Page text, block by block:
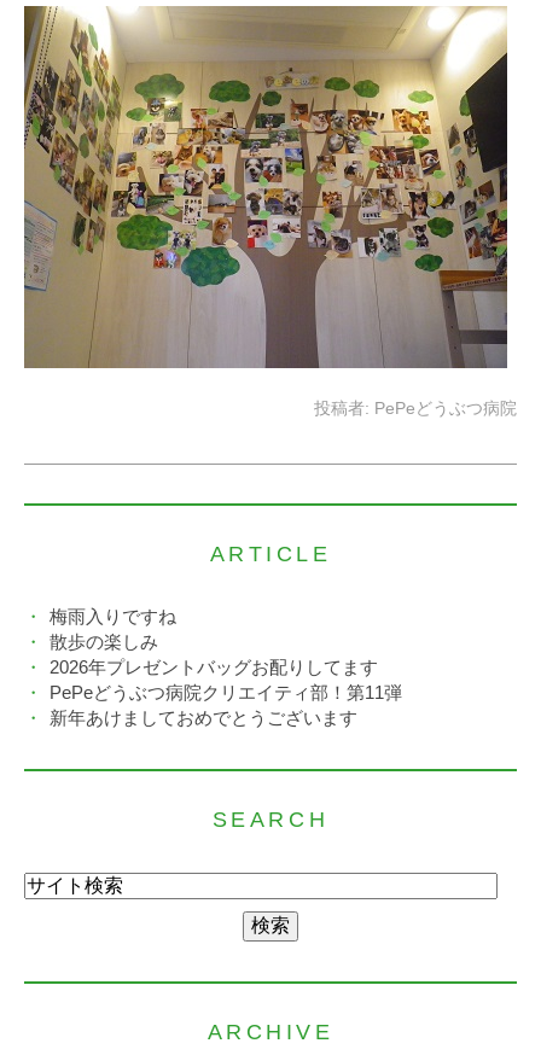
投稿者: PePeどうぶつ病院
ARTICLE
梅雨入りですね
散歩の楽しみ
2026年プレゼントバッグお配りしてます
PePeどうぶつ病院クリエイティ部！第11弾
新年あけましておめでとうございます
SEARCH
ARCHIVE